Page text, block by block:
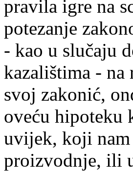
pravila igre na
potezanje
- kao u slučaju
kazalištima - na
svoj zakonić,
oveću hipoteku
uvijek, koji
proizvodnje, ili